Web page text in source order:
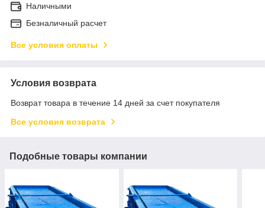
Наличными
Безналичный расчет
Все условия оплаты
Условия возврата
Возврат товара в течение 14 дней за счет покупателя
Все условия возврата
Подобные товары компании